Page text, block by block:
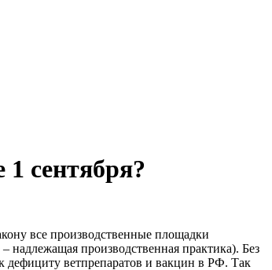
сентября?
все производственные площадки
надлежащая производственная практика). Без
дефициту ветпрепаратов и вакцин в РФ. Так